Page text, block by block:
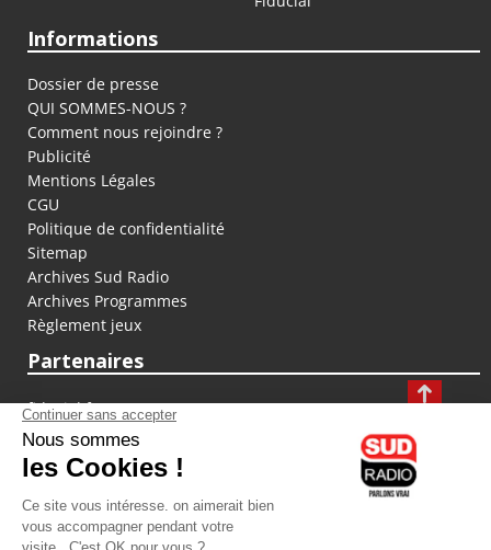
Informations
Dossier de presse
QUI SOMMES-NOUS ?
Comment nous rejoindre ?
Publicité
Mentions Légales
CGU
Politique de confidentialité
Sitemap
Archives Sud Radio
Archives Programmes
Règlement jeux
Partenaires
fiducial.fr
lyoncapitale.fr
olympique-et-lyonnais.com
L'application Iphone / Android